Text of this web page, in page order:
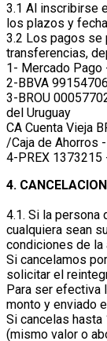
3.1 Al inscribirse
los plazos y
3.2 Los pagos se
transferencias,
1- Mercado
2-BBVA
3-BROU
del Uruguay
CA Cuenta Vieja
/Caja de Ahorros
4-PREX 1373215
4.
4.1. Si la persona
cualquiera sean
condiciones de la
Si cancelamos
solicitar el
Para ser efectiva
monto y enviado
Si cancelas hasta
(mismo valor o